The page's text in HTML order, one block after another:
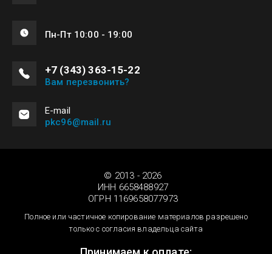
Пн-Пт 10:00 - 19:00
+7 (343) 363-15-22
Вам перезвонить?
Е-mail
pkc96@mail.ru
© 2013 - 2026
ИНН 6658488927
ОГРН 1169658077973
Полное или частичное копирование материалов разрешено
только с согласия владельца сайта